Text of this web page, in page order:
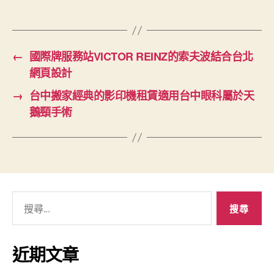
← 國際牌服務站VICTOR REINZ的索夫波結合台北
網頁設計
→ 台中搬家經典的影印機租賃適用台中眼科屬於天
鵝頸手術
關
鍵
字:
近期文章